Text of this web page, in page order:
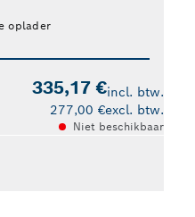
oplader
335,17 €incl. btw.
277,00 €excl. btw.
Niet beschikbaar